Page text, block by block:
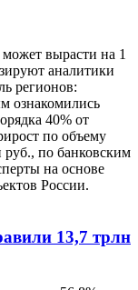
вырасти на 1
аналитики
регионов:
ознакомились
40% от
по объему
руб., по банковским
на основе
России.
13,7 трлн